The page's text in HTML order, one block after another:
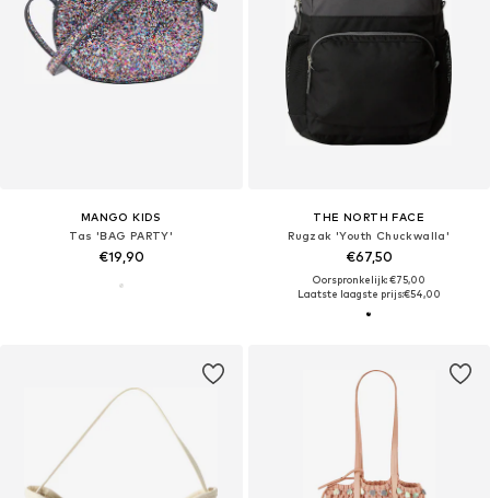
MANGO KIDS
Tas 'BAG PARTY'
€19,90
THE NORTH FACE
Rugzak 'Youth Chuckwalla'
€67,50
Oorspronkelijk: €75,00
Laatste laagste prijs:€54,00